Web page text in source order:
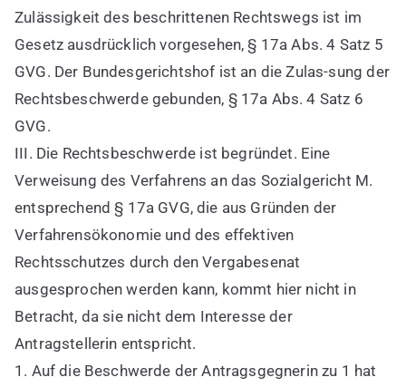
Zulässigkeit des beschrittenen Rechtswegs ist im
Gesetz ausdrücklich vorgesehen, § 17a Abs. 4 Satz 5
GVG. Der Bundesgerichtshof ist an die Zulas-sung der
Rechtsbeschwerde gebunden, § 17a Abs. 4 Satz 6
GVG.
III. Die Rechtsbeschwerde ist begründet. Eine
Verweisung des Verfahrens an das Sozialgericht M.
entsprechend § 17a GVG, die aus Gründen der
Verfahrensökonomie und des effektiven
Rechtsschutzes durch den Vergabesenat
ausgesprochen werden kann, kommt hier nicht in
Betracht, da sie nicht dem Interesse der
Antragstellerin entspricht.
1. Auf die Beschwerde der Antragsgegnerin zu 1 hat